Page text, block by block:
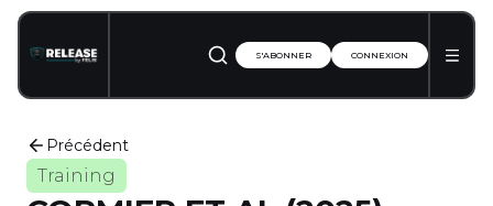
S'ABONNER CONNEXION
Précédent
Training